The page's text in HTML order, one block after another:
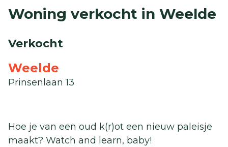
Woning verkocht in Weelde
Verkocht
Weelde
Prinsenlaan 13
Hoe je van een oud k(r)ot een nieuw paleisje
maakt? Watch and learn, baby!